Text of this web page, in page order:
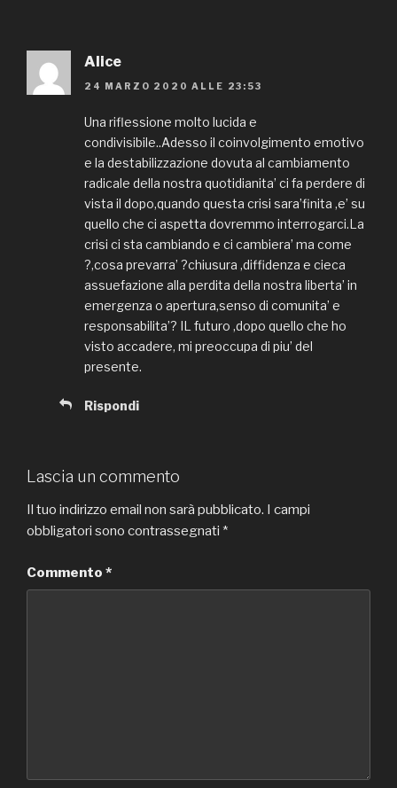
Alice
24 MARZO 2020 ALLE 23:53
Una riflessione molto lucida e
condivisibile..Adesso il coinvolgimento emotivo
e la destabilizzazione dovuta al cambiamento
radicale della nostra quotidianita’ ci fa perdere di
vista il dopo,quando questa crisi sara’finita ,e’ su
quello che ci aspetta dovremmo interrogarci.La
crisi ci sta cambiando e ci cambiera’ ma come
?,cosa prevarra’ ?chiusura ,diffidenza e cieca
assuefazione alla perdita della nostra liberta’ in
emergenza o apertura,senso di comunita’ e
responsabilita’? IL futuro ,dopo quello che ho
visto accadere, mi preoccupa di piu’ del
presente.
Rispondi
Lascia un commento
Il tuo indirizzo email non sarà pubblicato.
I campi
obbligatori sono contrassegnati *
Commento *